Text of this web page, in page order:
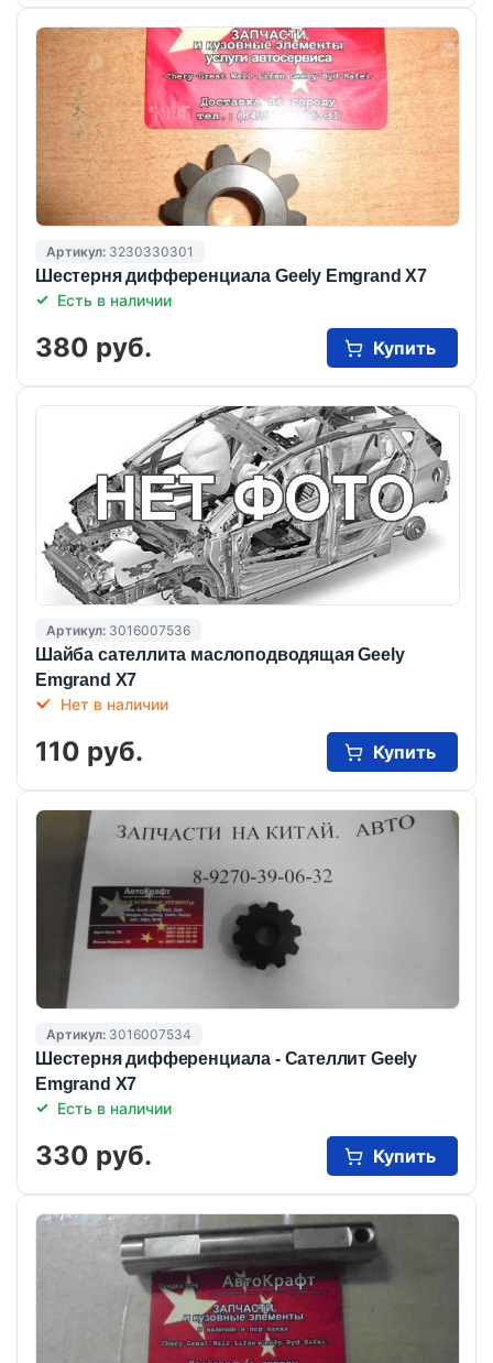
Артикул: 3230330301
Шестерня дифференциала Geely Emgrand X7
Есть в наличии
380 руб. Купить
Артикул: 3016007536
Шайба сателлита маслоподводящая Geely
Emgrand X7
Нет в наличии
110 руб. Купить
Артикул: 3016007534
Шестерня дифференциала - Сателлит Geely
Emgrand X7
Есть в наличии
330 руб. Купить